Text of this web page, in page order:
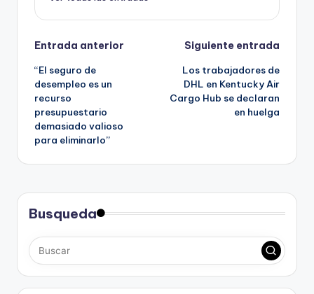
Navegación
de
entradas
Entrada anterior
“El seguro de
desempleo es un
recurso
presupuestario
demasiado valioso
para eliminarlo”
Siguiente entrada
Los trabajadores de
DHL en Kentucky Air
Cargo Hub se declaran
en huelga
Busqueda